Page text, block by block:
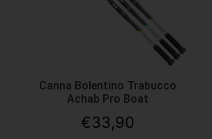
Canna Bolentino Trabucco
Achab Pro Boat
€33,90